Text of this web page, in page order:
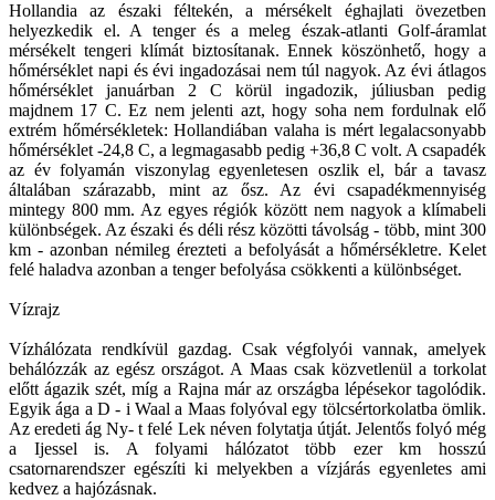
Hollandia az északi féltekén, a mérsékelt éghajlati övezetben
helyezkedik el. A tenger és a meleg észak-atlanti Golf-áramlat
mérsékelt tengeri klímát biztosítanak. Ennek köszönhető, hogy a
hőmérséklet napi és évi ingadozásai nem túl nagyok. Az évi átlagos
hőmérséklet januárban 2 C körül ingadozik, júliusban pedig
majdnem 17 C. Ez nem jelenti azt, hogy soha nem fordulnak elő
extrém hőmérsékletek: Hollandiában valaha is mért legalacsonyabb
hőmérséklet -24,8 C, a legmagasabb pedig +36,8 C volt. A csapadék
az év folyamán viszonylag egyenletesen oszlik el, bár a tavasz
általában szárazabb, mint az ősz. Az évi csapadékmennyiség
mintegy 800 mm. Az egyes régiók között nem nagyok a klímabeli
különbségek. Az északi és déli rész közötti távolság - több, mint 300
km - azonban némileg érezteti a befolyását a hőmérsékletre. Kelet
felé haladva azonban a tenger befolyása csökkenti a különbséget.
Vízrajz
Vízhálózata rendkívül gazdag. Csak végfolyói vannak, amelyek
behálózzák az egész országot. A Maas csak közvetlenül a torkolat
előtt ágazik szét, míg a Rajna már az országba lépésekor tagolódik.
Egyik ága a D - i Waal a Maas folyóval egy tölcsértorkolatba ömlik.
Az eredeti ág Ny- t felé Lek néven folytatja útját. Jelentős folyó még
a Ijessel is. A folyami hálózatot több ezer km hosszú
csatornarendszer egészíti ki melyekben a vízjárás egyenletes ami
kedvez a hajózásnak.